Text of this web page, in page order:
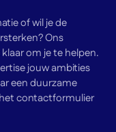
of wil je de
Ons
om je te helpen.
jouw ambities
een duurzame
contactformulier